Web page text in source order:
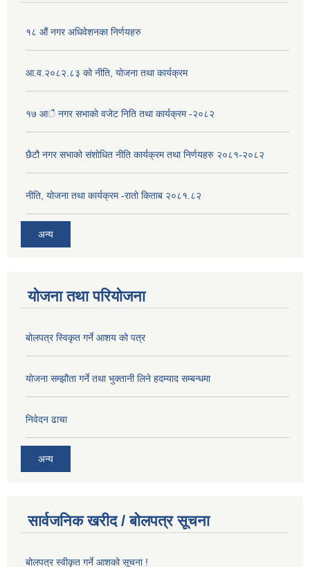
१८ औं नगर अधिवेशनका निर्णयहरु
आ.व.२०८२.८३ को नीति, योजना तथा कार्यक्रम
१७ आै नगर सभाकाे वजेट निति तथा कार्यक्रम -२०८२
छैटौ नगर सभाको संशोधित नीति कार्यक्रम तथा निर्णयहरु २०८१-२०८२
नीति, योजना तथा कार्यक्रम -रातो किताब २०८१.८२
अन्य
योजना तथा परियोजना
बोलपत्र स्विकृत गर्ने आशय को पत्र
योजना सम्झौता गर्ने तथा भुक्तानी लिने हदम्याद सम्बन्धमा
निवेदन ढाचा
अन्य
सार्वजनिक खरीद / बोलपत्र सूचना
बोलपत्र स्वीकृत गर्ने आशको सूचना !